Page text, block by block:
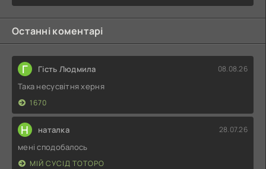
Останні коментарі
Г Гість Людмила 08.08.26
Така несусвітня херня
1670
Н наталка 28.07.26
мені сподобалось
МІЙ СУСІД ТОТОРО